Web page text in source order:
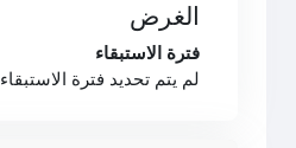
الغرض
فترة الاستبقاء
لم يتم تحديد فترة الاستبقاء